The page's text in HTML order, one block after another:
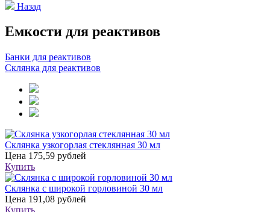
Назад
Емкости для реактивов
Банки для реактивов
Склянка для реактивов
Склянка узкогорлая стеклянная 30 мл
Цена 175,59 рублей
Купить
Склянка с широкой горловиной 30 мл
Цена 191,08 рублей